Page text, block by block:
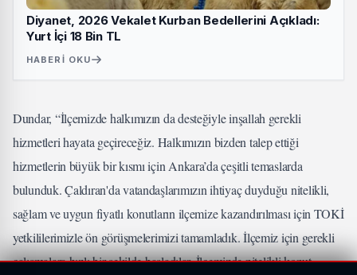
Diyanet, 2026 Vekalet Kurban Bedellerini Açıkladı:
Yurt İçi 18 Bin TL
HABERI OKU
Dundar, “İlçemizde halkımızın da desteğiyle inşallah gerekli
hizmetleri hayata geçireceğiz. Halkımızın bizden talep ettiği
hizmetlerin büyük bir kısmı için Ankara’da çeşitli temaslarda
bulunduk. Çaldıran'da vatandaşlarımızın ihtiyaç duyduğu nitelikli,
sağlam ve uygun fiyatlı konutların ilçemize kazandırılması için TOKİ
yetkililerimizle ön görüşmelerimizi tamamladık. İlçemiz için gerekli
çalışmalara hızlı bir şekilde başladılar. İlçemizde nitelikli konut